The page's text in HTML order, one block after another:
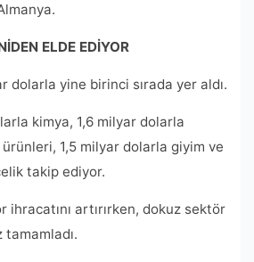
ELDE EDİYOR
dolarla yine birinci sırada yer aldı.
kimya, 1,6 milyar dolarla
1,5 milyar dolarla giyim ve
takip ediyor.
ihracatını artırırken, dokuz sektör
tamamladı.